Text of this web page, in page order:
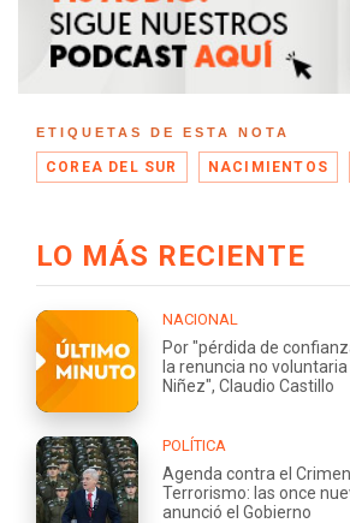
ETIQUETAS DE ESTA NOTA
COREA DEL SUR NACIMIENTOS
LO MÁS RECIENTE
NACIONAL
Por "pérdida de
la renuncia no
Niñez", Claudio Castillo
POLÍTICA
Agenda contra el
Terrorismo: las once
anunció el Gobierno